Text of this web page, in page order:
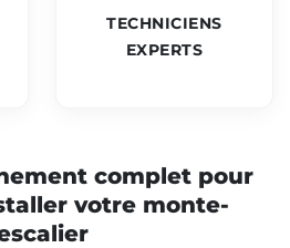
TECHNICIENS
EXPERTS
complet pour
votre monte-